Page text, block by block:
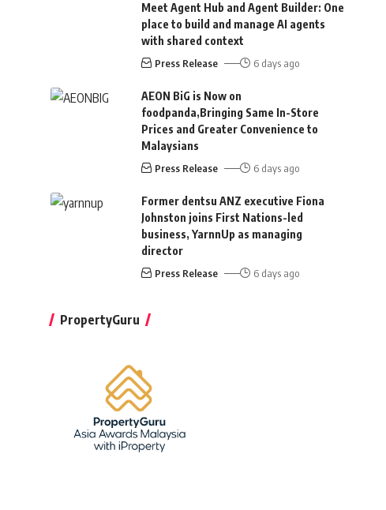
Meet Agent Hub and Agent Builder: One
place to build and manage AI agents
with shared context
Press Release 6 days ago
AEON BiG is Now on
foodpanda,Bringing Same In-Store
Prices and Greater Convenience to
Malaysians
Press Release 6 days ago
Former dentsu ANZ executive Fiona
Johnston joins First Nations-led
business, YarnnUp as managing
director
Press Release 6 days ago
PropertyGuru